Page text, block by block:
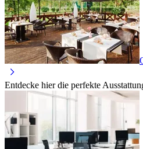
Entdecke hier die perfekte